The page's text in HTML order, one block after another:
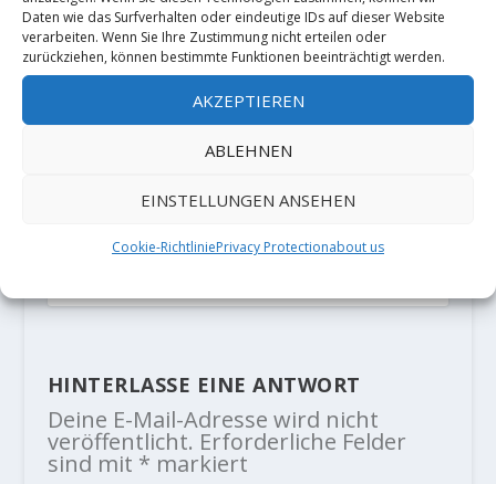
Daten wie das Surfverhalten oder eindeutige IDs auf dieser Website
verarbeiten. Wenn Sie Ihre Zustimmung nicht erteilen oder
zurückziehen, können bestimmte Funktionen beeinträchtigt werden.
AKZEPTIEREN
ABLEHNEN
EINSTELLUNGEN ANSEHEN
Cookie-RichtliniePrivacy Protectionabout us
(8C+)
HINTERLASSE EINE ANTWORT
Deine E-Mail-Adresse wird nicht
veröffentlicht. Erforderliche Felder
sind mit * markiert